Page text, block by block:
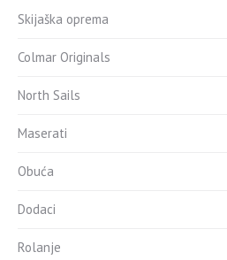
Skijaška oprema
Colmar Originals
North Sails
Maserati
Obuća
Dodaci
Rolanje